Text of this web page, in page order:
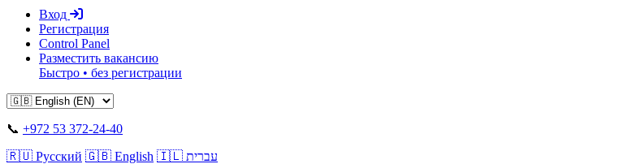
Вход
Регистрация
Control Panel
Разместить вакансию
Быстро • без регистрации
📞 +972 53 372-24-40
🇷🇺 Русский 🇬🇧 English 🇮🇱 עברית